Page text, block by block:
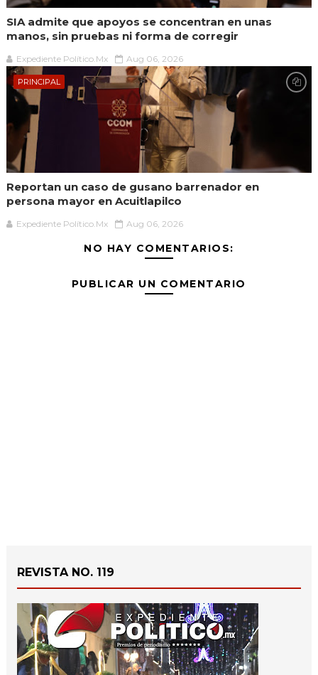
SIA admite que apoyos se concentran en unas
manos, sin pruebas ni forma de corregir
Expediente Político.Mx Aug 06, 2026
PRINCIPAL
Reportan un caso de gusano barrenador en
persona mayor en Acuitlapilco
Expediente Político.Mx Aug 06, 2026
NO HAY COMENTARIOS:
PUBLICAR UN COMENTARIO
REVISTA NO. 119